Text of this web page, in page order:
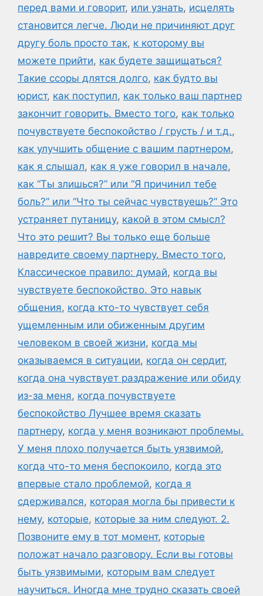
перед вами и говорит, или узнать, исцелять
становится легче. Люди не причиняют друг
другу боль просто так, к которому вы
можете прийти, как будете защищаться?
Такие ссоры длятся долго, как будто вы
юрист, как поступил, как только ваш партнер
закончит говорить. Вместо того, как только
почувствуете беспокойство / грусть / и т.д.,
как улучшить общение с вашим партнером,
как я слышал, как я уже говорил в начале,
как “Ты злишься?” или “Я причинил тебе
боль?” или “Что ты сейчас чувствуешь?” Это
устраняет путаницу, какой в этом смысл?
Что это решит? Вы только еще больше
навредите своему партнеру. Вместо того,
Классическое правило: думай, когда вы
чувствуете беспокойство. Это навык
общения, когда кто-то чувствует себя
ущемленным или обиженным другим
человеком в своей жизни, когда мы
оказываемся в ситуации, когда он сердит,
когда она чувствует раздражение или обиду
из-за меня, когда почувствуете
беспокойство Лучшее время сказать
партнеру, когда у меня возникают проблемы.
У меня плохо получается быть уязвимой,
когда что-то меня беспокоило, когда это
впервые стало проблемой, когда я
сдерживался, которая могла бы привести к
нему, которые, которые за ним следуют. 2.
Позвоните ему в тот момент, которые
положат начало разговору. Если вы готовы
быть уязвимыми, которым вам следует
научиться. Иногда мне трудно сказать своей